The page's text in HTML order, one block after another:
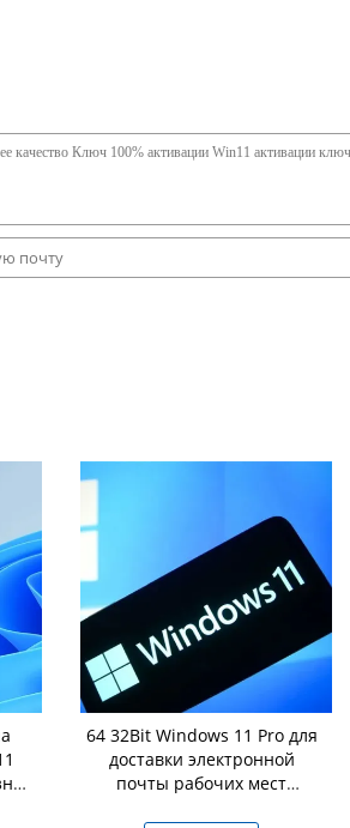
64 32Bit Windows 11 Pro для
доставки электронной
почты рабочих мест